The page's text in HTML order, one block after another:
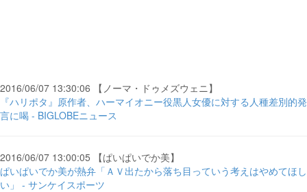
2016/06/07 13:30:06 【ノーマ・ドゥメズウェニ】
『ハリポタ』原作者、ハーマイオニー役黒人女優に対する人種差別的発
言に喝 - BIGLOBEニュース
2016/06/07 13:00:05 【ぱいぱいでか美】
ぱいぱいでか美が熱弁「ＡＶ出たから落ち目っていう考えはやめてほし
い」 - サンケイスポーツ